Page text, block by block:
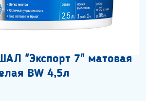
"Экспорт 7" матовая
BW 4,5л